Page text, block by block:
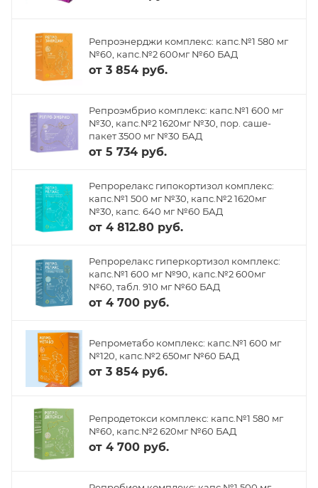
Репроэнерджи комплекс: капс.№1 580 мг
№60, капс.№2 600мг №60 БАД
от 3 854 руб.
Репроэмбрио комплекс: капс.№1 600 мг
№30, капс.№2 1620мг №30, пор. саше-
пакет 3500 мг №30 БАД
от 5 734 руб.
Репрорелакс гипокортизол комплекс:
капс.№1 500 мг №30, капс.№2 1620мг
№30, капс. 640 мг №60 БАД
от 4 812.80 руб.
Репрорелакс гиперкортизол комплекс:
капс.№1 600 мг №90, капс.№2 600мг
№60, табл. 910 мг №60 БАД
от 4 700 руб.
Репрометабо комплекс: капс.№1 600 мг
№120, капс.№2 650мг №60 БАД
от 3 854 руб.
Репродетокси комплекс: капс.№1 580 мг
№60, капс.№2 620мг №60 БАД
от 4 700 руб.